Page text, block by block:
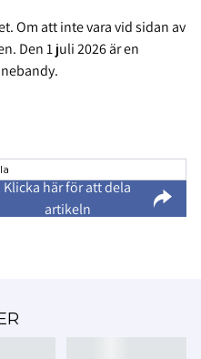
Om att inte vara vid sidan av
Den 1 juli 2026 är en
Klicka här för att dela
artikeln